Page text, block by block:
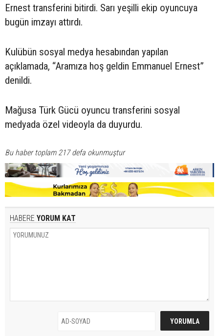
Ernest transferini bitirdi. Sarı yeşilli ekip oyuncuya
bugün imzayı attırdı.
Kulübün sosyal medya hesabından yapılan
açıklamada, “Aramıza hoş geldin Emmanuel Ernest”
denildi.
Mağusa Türk Gücü oyuncu transferini sosyal
medyada özel videoyla da duyurdu.
Bu haber toplam 217 defa okunmuştur
HABERE YORUM KAT